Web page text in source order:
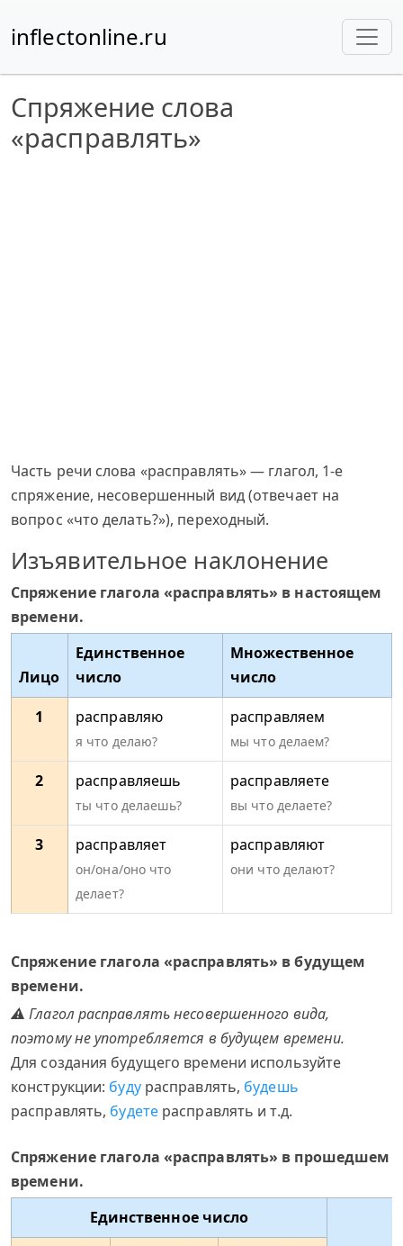
inflectonline.ru
Спряжение слова
«расправлять»
Часть речи слова «расправлять» — глагол, 1-е
спряжение, несовершенный вид (отвечает на
вопрос «что делать?»), переходный.
Изъявительное наклонение
Спряжение глагола «расправлять» в настоящем
времени.
Лицо
Единственное
число
Множественное
число
1
расправляю
я что делаю?
расправляем
мы что делаем?
2 расправляешь
ты что делаешь?
расправляете
вы что делаете?
3 расправляет
он/она/оно что
делает?
расправляют
они что делают?
Спряжение глагола «расправлять» в будущем
времени.
⚠ Глагол расправлять несовершенного вида,
поэтому не употребляется в будущем времени.
Для создания будущего времени используйте
конструкции: будурасправлять, будешь
расправлять, будетерасправлять и т.д.
Спряжение глагола «расправлять» в прошедшем
времени.
Единственное число